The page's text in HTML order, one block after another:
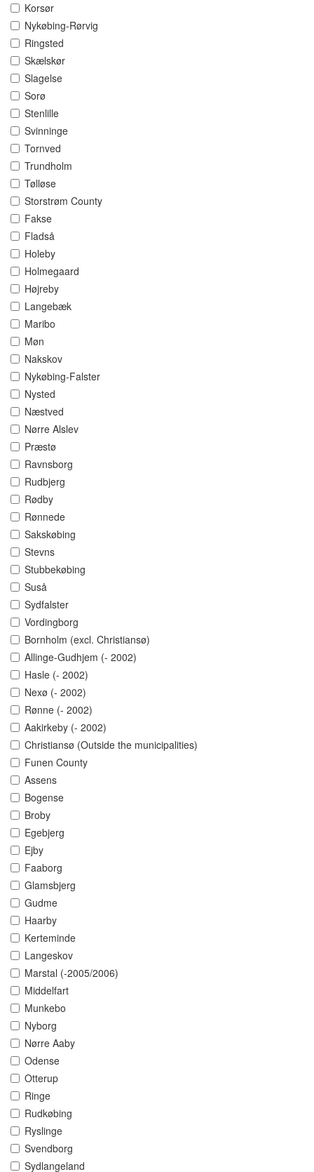
Korsør
Nykøbing-Rørvig
Ringsted
Skælskør
Slagelse
Sorø
Stenlille
Svinninge
Tornved
Trundholm
Tølløse
Storstrøm County
Fakse
Fladså
Holeby
Holmegaard
Højreby
Langebæk
Maribo
Møn
Nakskov
Nykøbing-Falster
Nysted
Næstved
Nørre Alslev
Præstø
Ravnsborg
Rudbjerg
Rødby
Rønnede
Sakskøbing
Stevns
Stubbekøbing
Suså
Sydfalster
Vordingborg
Bornholm (excl. Christiansø)
Allinge-Gudhjem (- 2002)
Hasle (- 2002)
Nexø (- 2002)
Rønne (- 2002)
Aakirkeby (- 2002)
Christiansø (Outside the municipalities)
Funen County
Assens
Bogense
Broby
Egebjerg
Ejby
Faaborg
Glamsbjerg
Gudme
Haarby
Kerteminde
Langeskov
Marstal (-2005/2006)
Middelfart
Munkebo
Nyborg
Nørre Aaby
Odense
Otterup
Ringe
Rudkøbing
Ryslinge
Svendborg
Sydlangeland